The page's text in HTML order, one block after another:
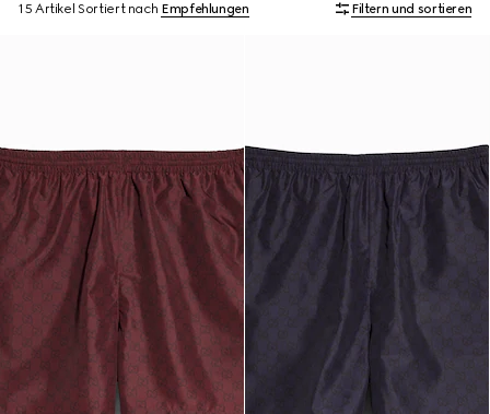
15 Artikel Sortiert nach Empfehlungen Filtern und sortieren